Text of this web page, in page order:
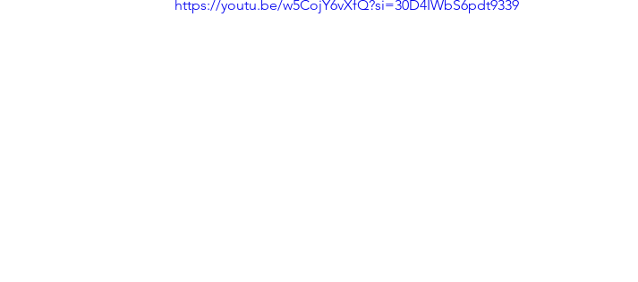
https://youtu.be/w5CojY6vXfQ?si=30D4IWbS6pdt9339